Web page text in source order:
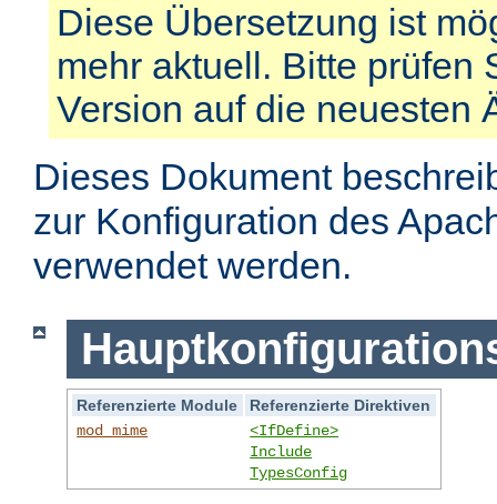
Diese Übersetzung ist
mehr aktuell. Bitte prüfen
Version auf die neuesten
Dieses Dokument
zur Konfiguration des
verwendet werden.
Referenzierte Module
Referenzierte Direktiven
mod_mime
<IfDefine>
Include
TypesConfig